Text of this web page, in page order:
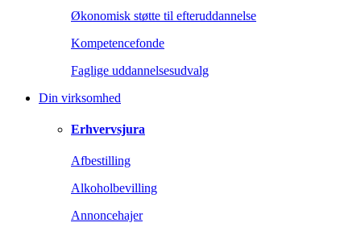
Økonomisk støtte til efteruddannelse
Kompetencefonde
Faglige uddannelsesudvalg
Din virksomhed
Erhvervsjura
Afbestilling
Alkoholbevilling
Annoncehajer